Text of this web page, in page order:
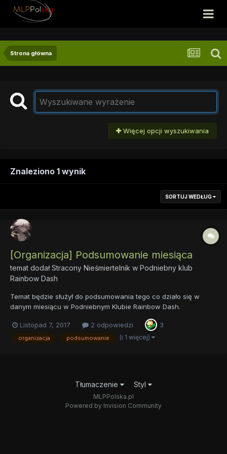
Strona główna
Więcej opcji wyszukiwania
Znaleziono 1 wynik
SORTUJ WEDŁUG
[Organizacja] Podsumowanie miesiąca
temat dodałStracony Nieśmiertelnik w Podniebny klub
Rainbow Dash
Temat będzie służył do podsumowania tego co działo się w
danym miesiącu w Podniebnym Klubie Rainbow Dash.
Listopad 7, 2017 2 odpowiedzi 3
organizacja podsumowanie (i 1 więcej)
Tłumaczenie Styl
MLPPolska.pl
Powered by Invision Community